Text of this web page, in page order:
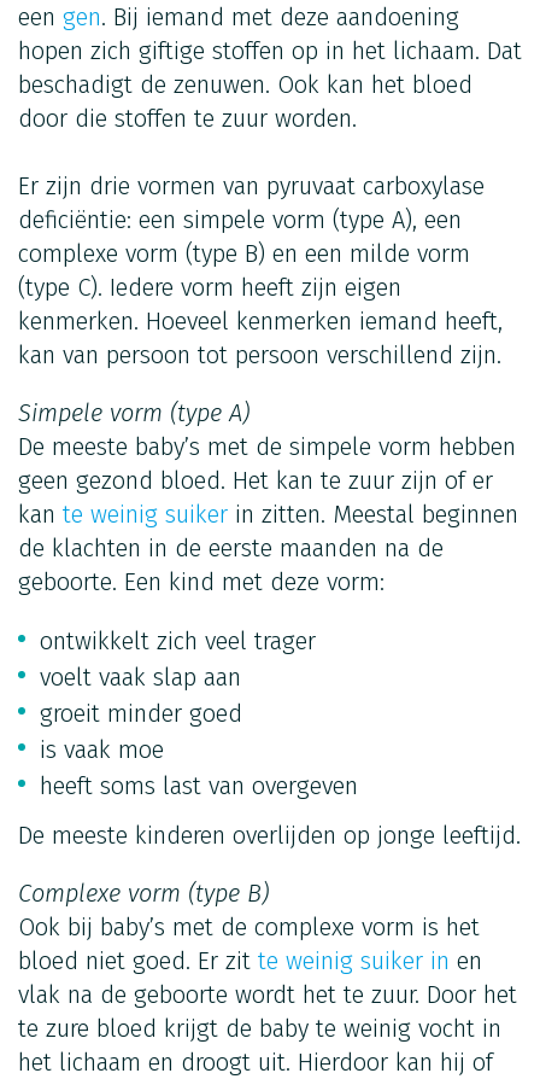
een gen. Bij iemand met deze aandoening
hopen zich giftige stoffen op in het lichaam. Dat
beschadigt de zenuwen. Ook kan het bloed
door die stoffen te zuur worden.
Er zijn drie vormen van pyruvaat carboxylase
deficiëntie: een simpele vorm (type A), een
complexe vorm (type B) en een milde vorm
(type C). Iedere vorm heeft zijn eigen
kenmerken. Hoeveel kenmerken iemand heeft,
kan van persoon tot persoon verschillend zijn.
Simpele vorm (type A)
De meeste baby’s met de simpele vorm hebben
geen gezond bloed. Het kan te zuur zijn of er
kan te weinig suiker in zitten. Meestal beginnen
de klachten in de eerste maanden na de
geboorte. Een kind met deze vorm:
ontwikkelt zich veel trager
voelt vaak slap aan
groeit minder goed
is vaak moe
heeft soms last van overgeven
De meeste kinderen overlijden op jonge leeftijd.
Complexe vorm (type B)
Ook bij baby’s met de complexe vorm is het
bloed niet goed. Er zit te weinig suiker in en
vlak na de geboorte wordt het te zuur. Door het
te zure bloed krijgt de baby te weinig vocht in
het lichaam en droogt uit. Hierdoor kan hij of